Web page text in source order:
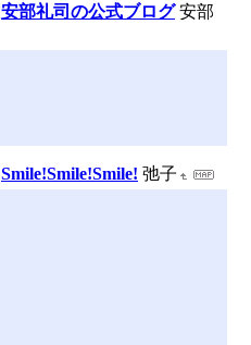
安部礼司の公式ブログ 安部
Smile!Smile!Smile! 弛子